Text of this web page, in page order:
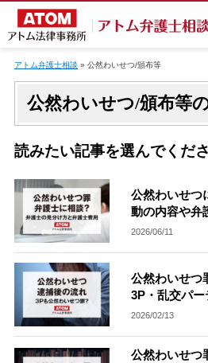
ホームに戻る
刑事事件でお困りの方
刑事事件の無料相談
接見・面会を弁護士に依
アトム弁護士相談 » 公然わいせつ/頒布等
公然わいせつ/頒布等
読みたい記事を選んでくださ
公然わいせつ
動の内容や弁
2026/06/11
公然わいせつ
3P・乱交パー
2026/02/13
公然わいせつ